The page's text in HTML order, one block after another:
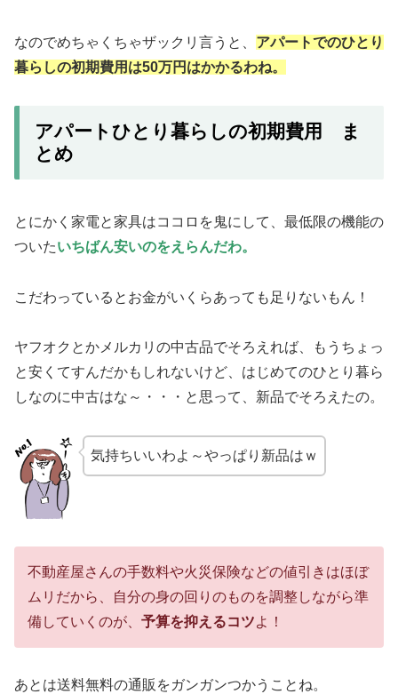
なのでめちゃくちゃザックリ言うと、 アパートでのひとり
暮らしの初期費用は50万円はかかるわね。
アパートひとり暮らしの初期費用 ま
とめ
とにかく家電と家具はココロを鬼にして、最低限の機能の
ついたいちばん安いのをえらんだわ。
こだわっているとお金がいくらあっても足りないもん！
ヤフオクとかメルカリの中古品でそろえれば、もうちょっ
と安くてすんだかもしれないけど、はじめてのひとり暮ら
しなのに中古はな～・・・と思って、新品でそろえたの。
気持ちいいわよ～やっぱり新品はｗ
不動産屋さんの手数料や火災保険などの値引きはほぼ
ムリだから、自分の身の回りのものを調整しながら準
備していくのが、 予算を抑えるコツよ！
あとは送料無料の通販をガンガンつかうことね。